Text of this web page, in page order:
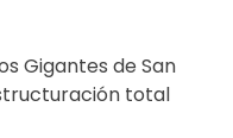
Gigantes de San
total